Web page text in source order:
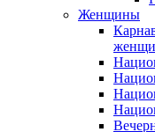
Женщины